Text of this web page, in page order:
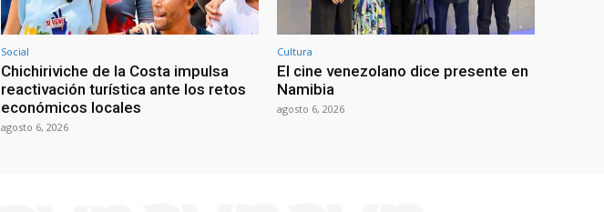
Social
Chichiriviche de la Costa impulsa
reactivación turística ante los retos
económicos locales
agosto 6, 2026
Cultura
El cine venezolano dice presente en
Namibia
agosto 6, 2026